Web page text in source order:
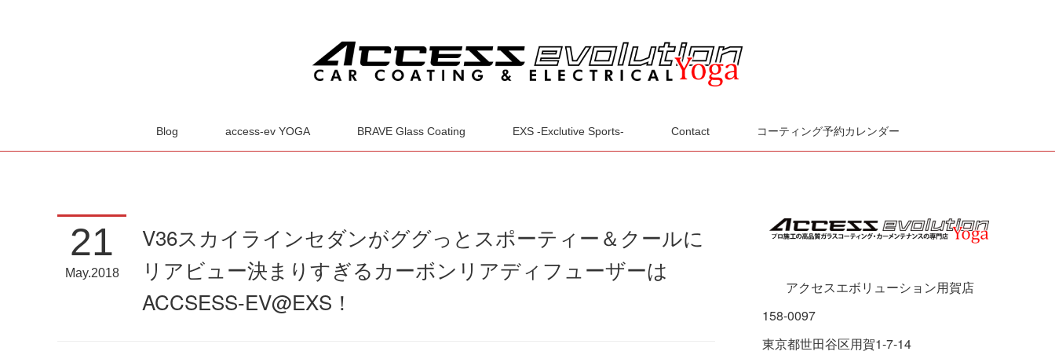
Blog access-ev YOGA BRAVE Glass Coating EXS -Exclutive Sports- Contact コーティング予約カレンダー
21
May 2018
V36スカイラインセダンがググっとスポーティー＆クールに
リアビュー決まりすぎるカーボンリアディフューザーは
ACCSESS-EV@EXS！
アクセスエボリューション用賀店
158-0097
東京都世田谷区用賀1-7-14